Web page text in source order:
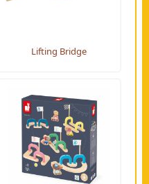
Lifting Bridge